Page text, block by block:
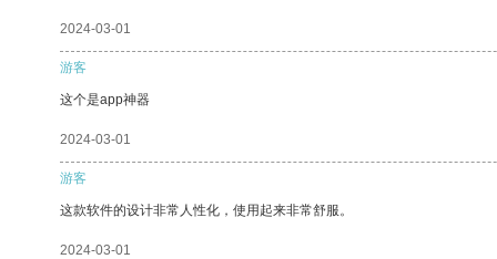
2024-03-01
游客
这个是app神器
2024-03-01
游客
这款软件的设计非常人性化，使用起来非常舒服。
2024-03-01